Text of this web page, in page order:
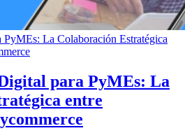
La Colaboración Estratégica
para PyMEs: La
entre